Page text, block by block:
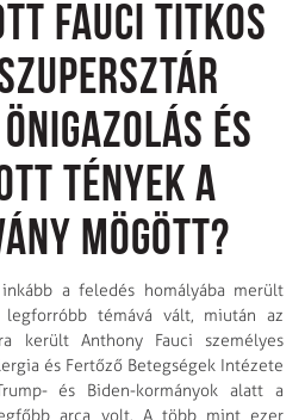
Fauci titkos
és
tények a
mögött?
a feledés homályába merült
legforróbb témává vált, miután az
került Anthony Fauci személyes
és Fertőző Betegségek Intézete
és Biden-kormányok alatt a